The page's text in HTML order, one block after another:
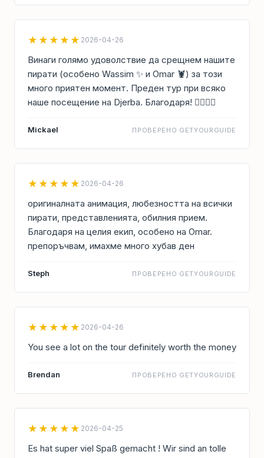
★★★★★ 2026-04-26
Винаги голямо удоволствие да срещнем нашите
пирати (особено Wassim ✨ и Omar 🦞) за този
много приятен момент. Преден тур при всяко
наше посещение на Djerba. Благодаря! 🏴‍☠️⚓️⛵️
Mickael ПРОВЕРЕНО GETYOURGUIDE
★★★★★ 2026-04-26
оригиналната анимация, любезността на всички
пирати, представленията, обилния прием.
Благодаря на целия екип, особено на Omar.
препоръчвам, имахме много хубав ден
Steph ПРОВЕРЕНО GETYOURGUIDE
★★★★★ 2026-04-26
You see a lot on the tour definitely worth the money
Brendan ПРОВЕРЕНО GETYOURGUIDE
★★★★★ 2026-04-25
Es hat super viel Spaß gemacht ! Wir sind an tolle